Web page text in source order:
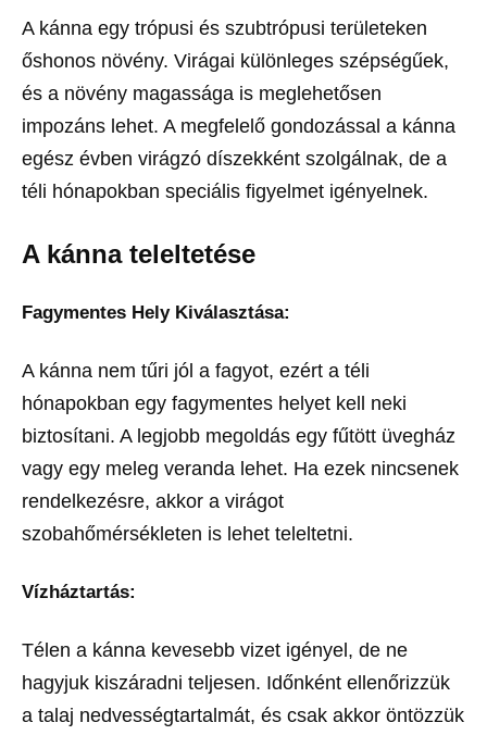
A kánna egy trópusi és szubtrópusi területeken
őshonos növény. Virágai különleges szépségűek,
és a növény magassága is meglehetősen
impozáns lehet. A megfelelő gondozással a kánna
egész évben virágzó díszekként szolgálnak, de a
téli hónapokban speciális figyelmet igényelnek.
A kánna teleltetése
Fagymentes Hely Kiválasztása:
A kánna nem tűri jól a fagyot, ezért a téli
hónapokban egy fagymentes helyet kell neki
biztosítani. A legjobb megoldás egy fűtött üvegház
vagy egy meleg veranda lehet. Ha ezek nincsenek
rendelkezésre, akkor a virágot
szobahőmérsékleten is lehet teleltetni.
Vízháztartás:
Télen a kánna kevesebb vizet igényel, de ne
hagyjuk kiszáradni teljesen. Időnként ellenőrizzük
a talaj nedvességtartalmát, és csak akkor öntözzük